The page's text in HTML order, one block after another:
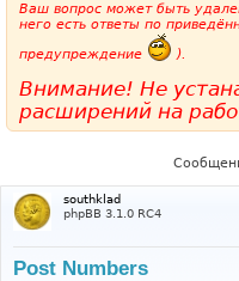
Ваш вопрос может быть
него есть ответы по
предупреждение
).
Внимание! Не
расширений на
southklad
phpBB 3.1.0 RC4
Post Numbers